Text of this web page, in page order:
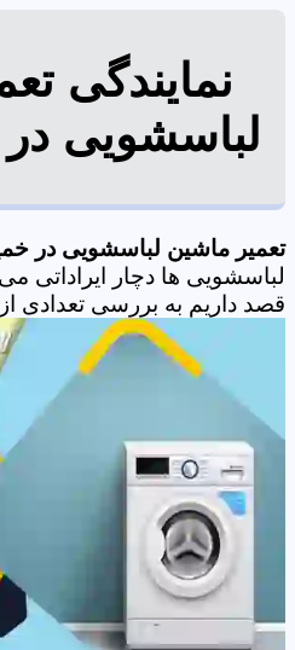
نمایندگی
لباسشویی
تعمیر ماشین لباسشویی در
لباسشویی ها دچار ایراداتی
قصد داریم به بررسی تعدادی از